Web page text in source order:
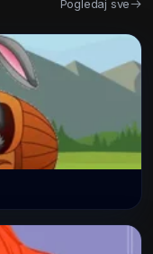
Pogledaj sve